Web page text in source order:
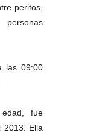
peritos,
las 09:00
fue
2013. Ella